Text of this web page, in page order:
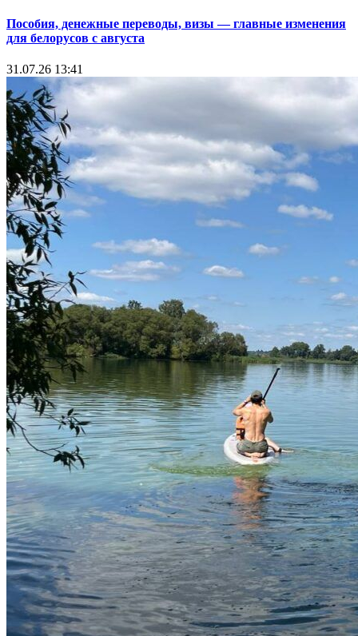
Пособия, денежные переводы, визы — главные изменения
для белорусов с августа
31.07.26 13:41